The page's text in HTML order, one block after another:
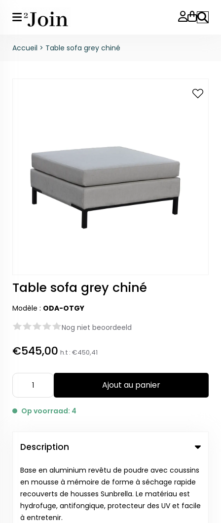
Accueil > Table sofa grey chiné
Table sofa grey chiné
Modèle : ODA-OTGY
Nog niet beoordeeld
€545,00 h.t : €450,41
Ajout au panier
Op voorraad: 4
Description
Base en aluminium revêtu de poudre avec coussins
en mousse à mémoire de forme à séchage rapide
recouverts de housses Sunbrella. Le matériau est
hydrofuge, antifongique, protecteur des UV et facile
à entretenir.